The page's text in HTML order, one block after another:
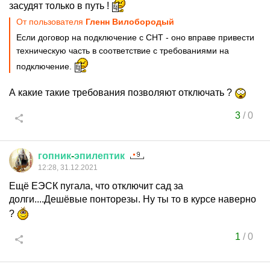
засудят только в путь !
От пользователя Гленн Вилобородый
Если договор на подключение с СНТ - оно вправе привести
техническую часть в соответствие с требованиями на
подключение.
А какие такие требования позволяют отключать ?
3/0
гопник-эпилептик
12:28, 31.12.2021
Ещё ЕЭСК пугала, что отключит сад за
долги....Дешёвые понторезы. Ну ты то в курсе наверно
?
1 /0